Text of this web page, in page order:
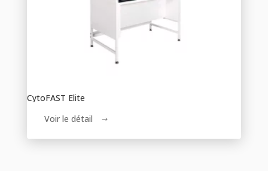
CytoFAST Elite
Voir le détail
$